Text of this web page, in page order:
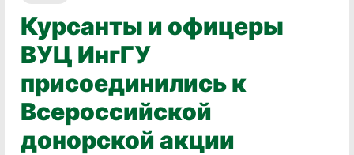
Курсанты и офицеры
ВУЦ ИнгГУ
присоединились к
Всероссийской
донорской акции